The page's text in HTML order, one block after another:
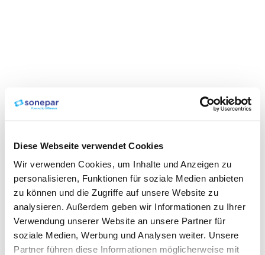
Diese Webseite verwendet Cookies
Wir verwenden Cookies, um Inhalte und Anzeigen zu
personalisieren, Funktionen für soziale Medien anbieten
zu können und die Zugriffe auf unsere Website zu
analysieren. Außerdem geben wir Informationen zu Ihrer
Verwendung unserer Website an unsere Partner für
soziale Medien, Werbung und Analysen weiter. Unsere
Partner führen diese Informationen möglicherweise mit